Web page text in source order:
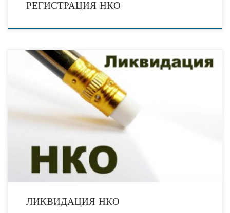
РЕГИСТРАЦИЯ НКО
В соответствии с пунктом 1 статьи 18 Федерального закона от 12.01.1996 № 7
«О некоммерческих организациях» НКО может быть ликвидирована на
основании и в порядке,
ЛИКВИДАЦИЯ НКО